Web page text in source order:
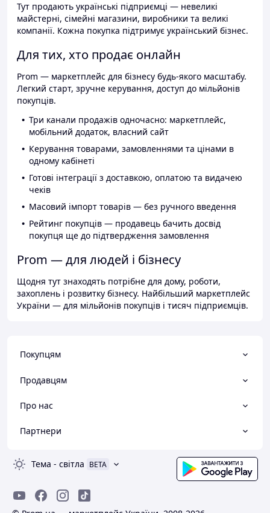
Тут продають українські підприємці — невеликі
майстерні, сімейні магазини, виробники та великі
компанії. Кожна покупка підтримує український бізнес.
Для тих, хто продає онлайн
Prom — маркетплейс для бізнесу будь-якого масштабу.
Легкий старт, зручне керування, доступ до мільйонів
покупців.
Три канали продажів одночасно: маркетплейс,
мобільний додаток, власний сайт
Керування товарами, замовленнями та цінами в
одному кабінеті
Готові інтеграції з доставкою, оплатою та видачею
чеків
Масовий імпорт товарів — без ручного введення
Рейтинг покупців — продавець бачить досвід
покупця ще до підтвердження замовлення
Prom — для людей і бізнесу
Щодня тут знаходять потрібне для дому, роботи,
захоплень і розвитку бізнесу. Найбільший маркетплейс
України — для мільйонів покупців і тисяч підприємців.
Покупцям
Продавцям
Про нас
Партнери
Тема - світла BETA